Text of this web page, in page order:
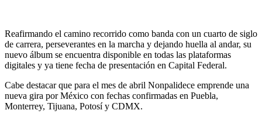
Reafirmando el camino recorrido como banda con un cuarto de siglo
de carrera, perseverantes en la marcha y dejando huella al andar, su
nuevo álbum se encuentra disponible en todas las plataformas
digitales y ya tiene fecha de presentación en Capital Federal.
Cabe destacar que para el mes de abril Nonpalidece emprende una
nueva gira por México con fechas confirmadas en Puebla,
Monterrey, Tijuana, Potosí y CDMX.